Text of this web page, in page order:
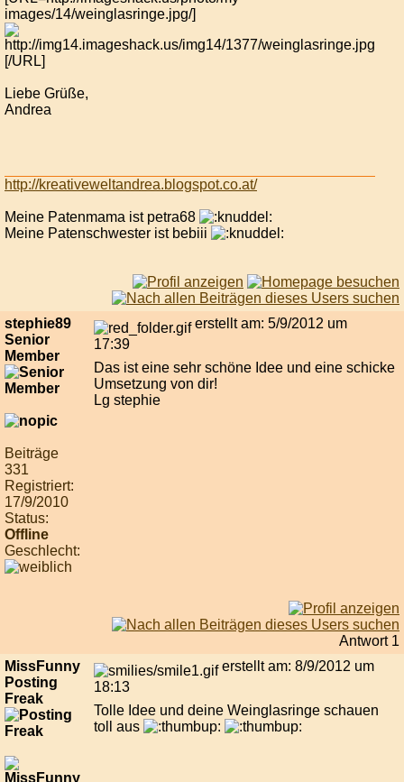
images/14/weinglasringe.jpg/]
[/URL]
Liebe Grüße,
Andrea
http://kreativeweltandrea.blogspot.co.at/
Meine Patenmama ist petra68
Meine Patenschwester ist bebiii
stephie89
Senior
Member
Beiträge
331
Registriert:
17/9/2010
Status:
Offline
Geschlecht:
erstellt am: 5/9/2012 um
17:39
Das ist eine sehr schöne Idee und eine schicke
Umsetzung von dir!
Lg stephie
Antwort 1
MissFunny
Posting
Freak
erstellt am: 8/9/2012 um
18:13
Tolle Idee und deine Weinglasringe schauen
toll aus